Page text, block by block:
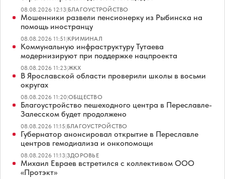
08.08.2026 12:13|БЛАГОУСТРОЙСТВО
Мошенники развели пенсионерку из Рыбинска на
помощь иностранцу
08.08.2026 11:51|КРИМИНАЛ
Коммунальную инфраструктуру Тутаева
модернизируют при поддержке нацпроекта
08.08.2026 11:23|ЖКХ
В Ярославской области проверили школы в восьми
округах
08.08.2026 11:20|ОБЩЕСТВО
Благоустройство пешеходного центра в Переславле-
Залесском будет продолжено
08.08.2026 11:15|БЛАГОУСТРОЙСТВО
Губернатор анонсировал открытие в Переславле
центров гемодиализа и онкопомощи
08.08.2026 11:13|ЗДОРОВЬЕ
Михаил Евраев встретился с коллективом ООО
«Протэкт»